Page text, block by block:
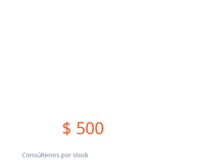
$ 500
Consúltenos por stock